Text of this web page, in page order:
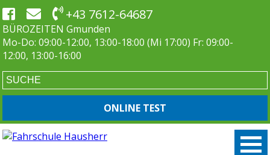
+43 7612-64687
BÜROZEITEN Gmunden
Mo-Do: 09:00-12:00, 13:00-18:00 (Mi 17:00) Fr: 09:00-
12:00, 13:00-16:00
ONLINE TEST